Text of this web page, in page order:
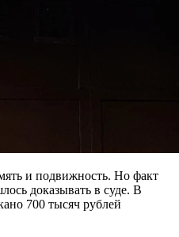
и подвижность. Но факт
доказывать в суде. В
700 тысяч рублей